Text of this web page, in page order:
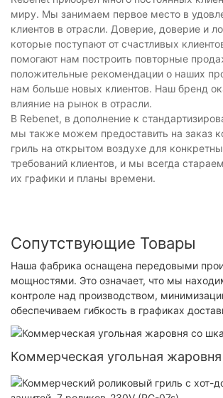
миру. Мы занимаем первое место в
клиентов в отрасли. Доверие, доверие и
которые поступают от счастливых
помогают нам построить повторные
положительные рекомендации о наших
нам больше новых клиентов. Наш бренд
влияние на рынок в отрасли.
В Rebenet, в дополнение к
мы также можем предоставить на заказ
гриль на открытом воздухе для
требований клиентов, и мы всегда
их графики и планы времени.
Сопутствующие Товары
Наша фабрика оснащена передовыми
мощностями. Это означает, что мы
контроле над производством,
обеспечиваем гибкость в графиках
Коммерческая угольная